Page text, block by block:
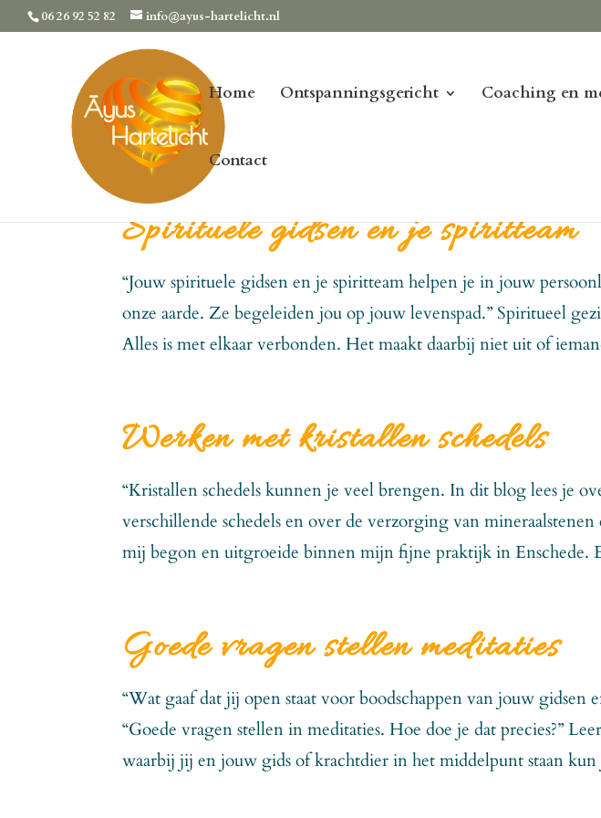
06 26 92 52 82 info@ayus-hartelicht.nl
Home Ontspanningsgericht Coaching en
Contact
Spirituele gidsen en je spiritteam
“Jouw spirituele gidsen en je spiritteam helpen je in jouw
onze aarde. Ze begeleiden jou op jouw levenspad.” Spiritueel
Alles is met elkaar verbonden. Het maakt daarbij niet uit of
Werken met kristallen schedels
“Kristallen schedels kunnen je veel brengen. In dit blog lees je
verschillende schedels en over de verzorging van mineraalstenen
mij begon en uitgroeide binnen mijn fijne praktijk in Enschede.
Goede vragen stellen meditaties
“Wat gaaf dat jij open staat voor boodschappen van jouw gidsen
“Goede vragen stellen in meditaties. Hoe doe je dat precies?”
waarbij jij en jouw gids of krachtdier in het middelpunt staan